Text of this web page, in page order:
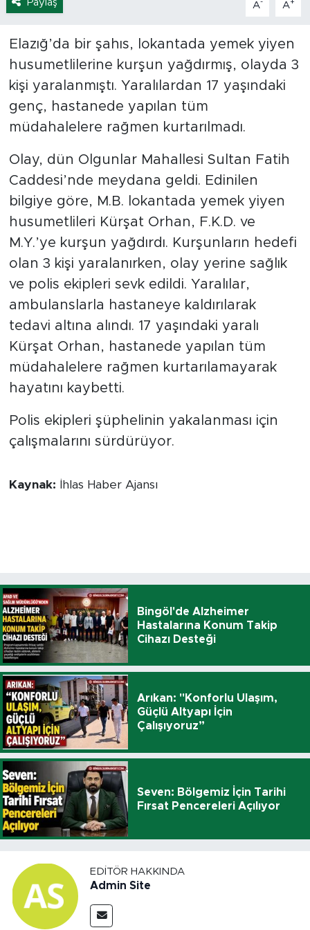
Paylaş A- A+
Elazığ’da bir şahıs, lokantada yemek yiyen
husumetlilerine kurşun yağdırmış, olayda 3
kişi yaralanmıştı. Yaralılardan 17 yaşındaki
genç, hastanede yapılan tüm
müdahalelere rağmen kurtarılmadı.
Olay, dün Olgunlar Mahallesi Sultan Fatih
Caddesi’nde meydana geldi. Edinilen
bilgiye göre, M.B. lokantada yemek yiyen
husumetlileri Kürşat Orhan, F.K.D. ve
M.Y.’ye kurşun yağdırdı. Kurşunların hedefi
olan 3 kişi yaralanırken, olay yerine sağlık
ve polis ekipleri sevk edildi. Yaralılar,
ambulanslarla hastaneye kaldırılarak
tedavi altına alındı. 17 yaşındaki yaralı
Kürşat Orhan, hastanede yapılan tüm
müdahalelere rağmen kurtarılamayarak
hayatını kaybetti.
Polis ekipleri şüphelinin yakalanması için
çalışmalarını sürdürüyor.
Kaynak: İhlas Haber Ajansı
Bingöl'de Alzheimer
Hastalarına Konum Takip
Cihazı Desteği
Arıkan: "Konforlu Ulaşım,
Güçlü Altyapı İçin
Çalışıyoruz”
Seven: Bölgemiz İçin Tarihi
Fırsat Pencereleri Açılıyor
EDITÖR HAKKINDA
Admin Site